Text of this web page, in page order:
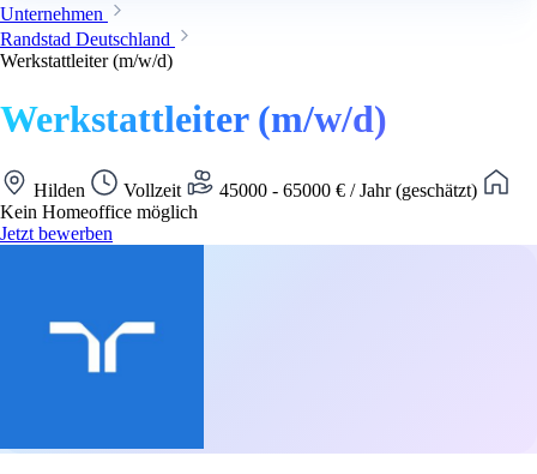
Unternehmen
Randstad Deutschland
Werkstattleiter (m/w/d)
Werkstattleiter (m/w/d)
Hilden Vollzeit
45000 - 65000 € / Jahr (geschätzt)
Kein Homeoffice möglich
Jetzt bewerben